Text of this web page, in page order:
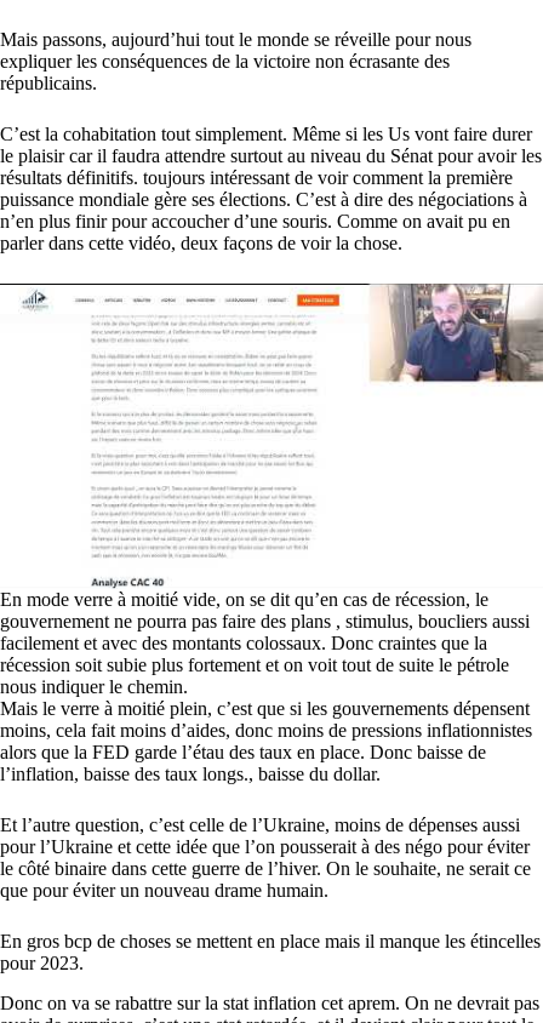
Mais passons, aujourd’hui tout le monde se réveille pour nous
expliquer les conséquences de la victoire non écrasante des
républicains.
C’est la cohabitation tout simplement. Même si les Us vont faire durer
le plaisir car il faudra attendre surtout au niveau du Sénat pour avoir les
résultats définitifs. toujours intéressant de voir comment la première
puissance mondiale gère ses élections. C’est à dire des négociations à
n’en plus finir pour accoucher d’une souris. Comme on avait pu en
parler dans cette vidéo, deux façons de voir la chose.
En mode verre à moitié vide, on se dit qu’en cas de récession, le
gouvernement ne pourra pas faire des plans , stimulus, boucliers aussi
facilement et avec des montants colossaux. Donc craintes que la
récession soit subie plus fortement et on voit tout de suite le pétrole
nous indiquer le chemin.
Mais le verre à moitié plein, c’est que si les gouvernements dépensent
moins, cela fait moins d’aides, donc moins de pressions inflationnistes
alors que la FED garde l’étau des taux en place. Donc baisse de
l’inflation, baisse des taux longs., baisse du dollar.
Et l’autre question, c’est celle de l’Ukraine, moins de dépenses aussi
pour l’Ukraine et cette idée que l’on pousserait à des négo pour éviter
le côté binaire dans cette guerre de l’hiver. On le souhaite, ne serait ce
que pour éviter un nouveau drame humain.
En gros bcp de choses se mettent en place mais il manque les étincelles
pour 2023.
Donc on va se rabattre sur la stat inflation cet aprem. On ne devrait pas